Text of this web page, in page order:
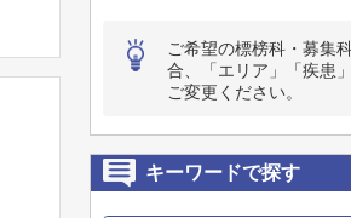
ご希望の標榜科・募集
合、「エリア」「疾患
ご変更ください。
キーワードで探す